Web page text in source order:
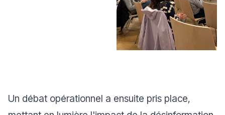
Un débat opérationnel a ensuite pris place,